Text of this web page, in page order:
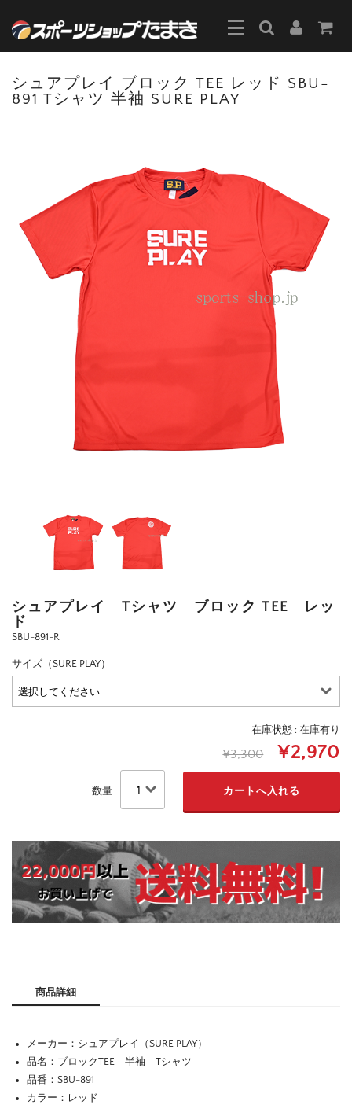
シュアプレイ ブロック TEE レッド SBU-
891 Tシャツ 半袖 SURE PLAY
シュアプレイ Tシャツ ブロック TEE レッ
ド
SBU-891-R
サイズ（SURE PLAY）
在庫状態 : 在庫有り
¥3,300 ¥2,970
数量
商品詳細
メーカー：シュアプレイ（SURE PLAY）
品名：ブロックTEE 半袖 Tシャツ
品番：SBU-891
カラー：レッド